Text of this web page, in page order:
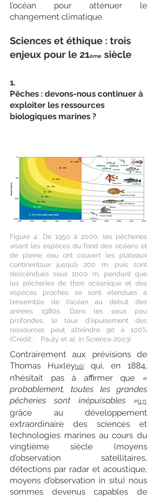
l’océan pour atténuer le
changement climatique.
Sciences et éthique : trois
enjeux pour le 21ème siècle
1.
Pêches : devons-nous continuer à
exploiter les ressources
biologiques marines ?
Figure 4. De 1950 à 2000, les pêcheries
visant les espèces du fond des océans et
de pleine eau ont couvert les plateaux
continentaux jusqu’à 200 m, puis sont
descendues sous 1000 m, pendant que
les pêcheries de thon océanique et des
espèces proches se sont étendues à
l’ensemble de l’océan au début des
années 1980s. Dans les eaux peu
profondes, le taux d’épuisement des
ressources peut atteindre 90 à 100%
(Crédit : Pauly et al. in Science 2003)
Contrairement aux prévisions de
Thomas Huxley[16]
qui, en 1884,
n’hésitait pas à affirmer que «
probablement, toutes les grandes
pêcheries sont inépuisables »[17],
grâce au développement
extraordinaire des sciences et
technologies marines au cours du
vingtième siècle (moyens
d’observation satellitaires,
détections par radar et acoustique,
moyens d’observation in situ) nous
sommes devenus capables de